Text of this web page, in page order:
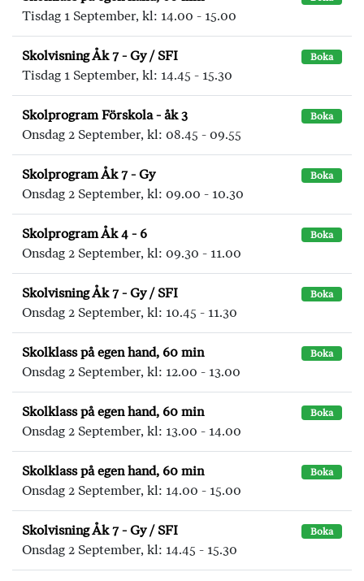
Tisdag 1 September, kl: 14.00 - 15.00
Skolvisning Åk 7 - Gy / SFI Boka
Tisdag 1 September, kl: 14.45 - 15.30
Skolprogram Förskola - åk 3 Boka
Onsdag 2 September, kl: 08.45 - 09.55
Skolprogram Åk 7 - Gy Boka
Onsdag 2 September, kl: 09.00 - 10.30
Skolprogram Åk 4 - 6 Boka
Onsdag 2 September, kl: 09.30 - 11.00
Skolvisning Åk 7 - Gy / SFI Boka
Onsdag 2 September, kl: 10.45 - 11.30
Skolklass på egen hand, 60 min Boka
Onsdag 2 September, kl: 12.00 - 13.00
Skolklass på egen hand, 60 min Boka
Onsdag 2 September, kl: 13.00 - 14.00
Skolklass på egen hand, 60 min Boka
Onsdag 2 September, kl: 14.00 - 15.00
Skolvisning Åk 7 - Gy / SFI Boka
Onsdag 2 September, kl: 14.45 - 15.30